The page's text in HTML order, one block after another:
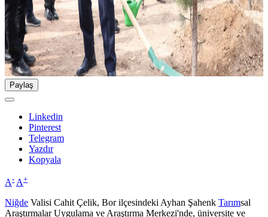
Paylaş
Linkedin
Pinterest
Telegram
Yazdır
Kopyala
A- A+
Niğde Valisi Cahit Çelik, Bor ilçesindeki Ayhan Şahenk Tarımsal
Araştırmalar Uygulama ve Araştırma Merkezi'nde, üniversite ve